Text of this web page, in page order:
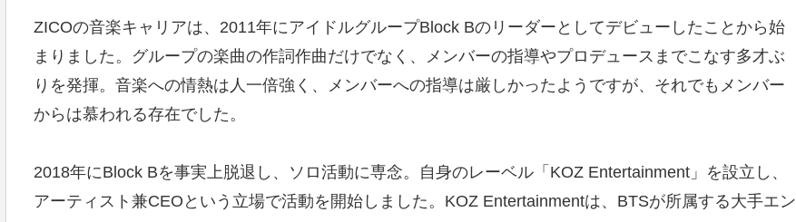
ZICOの音楽キャリアは、2011年にアイドルグループBlock Bのリーダーとしてデビューしたことから始
まりました。グループの楽曲の作詞作曲だけでなく、メンバーの指導やプロデュースまでこなす多才ぶ
りを発揮。音楽への情熱は人一倍強く、メンバーへの指導は厳しかったようですが、それでもメンバー
からは慕われる存在でした。
2018年にBlock Bを事実上脱退し、ソロ活動に専念。自身のレーベル「KOZ Entertainment」を設立し、
アーティスト兼CEOという立場で活動を開始しました。KOZ Entertainmentは、BTSが所属する大手エン